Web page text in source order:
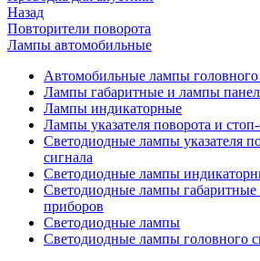
Назад
Повторители поворота
Лампы автомобильные
Автомобильные лампы головного
Лампы габаритные и лампы
Лампы индикаторные
Лампы указателя поворота и
Светодиодные лампы указателя
сигнала
Светодиодные лампы
Светодиодные лампы
приборов
Светодиодные лампы
Светодиодные лампы головного